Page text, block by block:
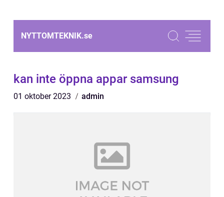
NYTTOMTEKNIK.se
kan inte öppna appar samsung
01 oktober 2023 admin